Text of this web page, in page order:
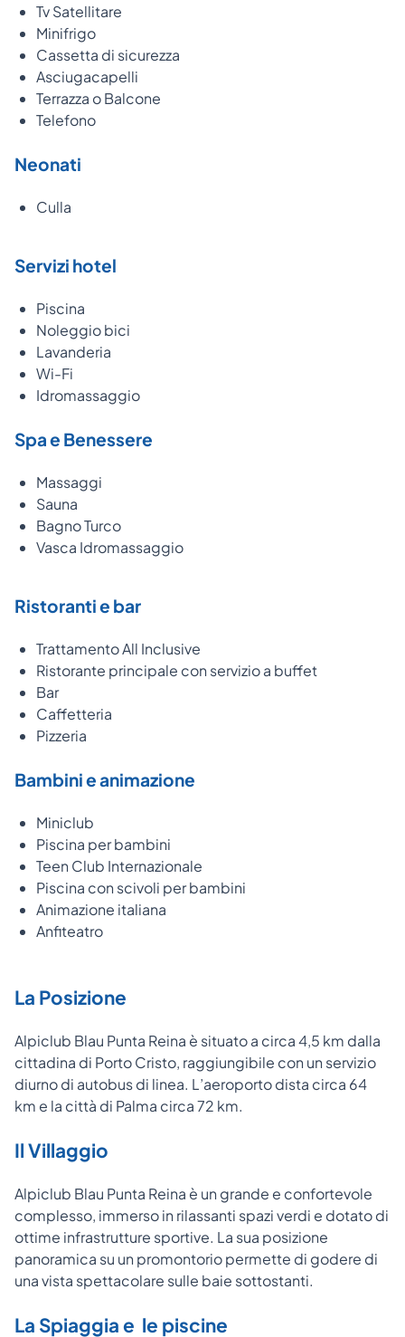
Tv Satellitare
Minifrigo
Cassetta di sicurezza
Asciugacapelli
Terrazza o Balcone
Telefono
Neonati
Culla
Servizi hotel
Piscina
Noleggio bici
Lavanderia
Wi-Fi
Idromassaggio
Spa e Benessere
Massaggi
Sauna
Bagno Turco
Vasca Idromassaggio
Ristoranti e bar
Trattamento All Inclusive
Ristorante principale con servizio a buffet
Bar
Caffetteria
Pizzeria
Bambini e animazione
Miniclub
Piscina per bambini
Teen Club Internazionale
Piscina con scivoli per bambini
Animazione italiana
Anfiteatro
La Posizione
Alpiclub Blau Punta Reina è situato a circa 4,5 km dalla
cittadina di Porto Cristo, raggiungibile con un servizio
diurno di autobus di linea. L’aeroporto dista circa 64
km e la città di Palma circa 72 km.
Il Villaggio
Alpiclub Blau Punta Reina è un grande e confortevole
complesso, immerso in rilassanti spazi verdi e dotato di
ottime infrastrutture sportive. La sua posizione
panoramica su un promontorio permette di godere di
una vista spettacolare sulle baie sottostanti.
La Spiaggia e le piscine